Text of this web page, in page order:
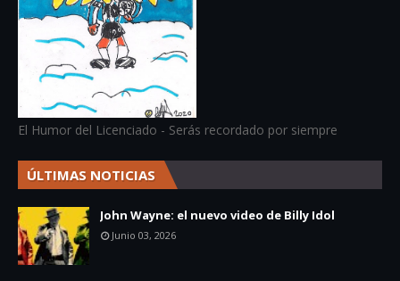
El Humor del Licenciado - Serás recordado por siempre
ÚLTIMAS NOTICIAS
John Wayne: el nuevo video de Billy Idol
Junio 03, 2026